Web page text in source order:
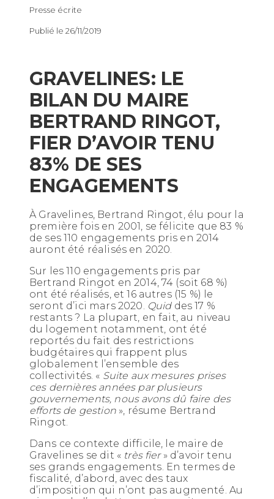
Presse écrite
Publié le 26/11/2019
GRAVELINES: LE
BILAN DU MAIRE
BERTRAND RINGOT,
FIER D’AVOIR TENU
83% DE SES
ENGAGEMENTS
À Gravelines, Bertrand Ringot, élu pour la
première fois en 2001, se félicite que 83 %
de ses 110 engagements pris en 2014
auront été réalisés en 2020.
Sur les 110 engagements pris par
Bertrand Ringot en 2014, 74 (soit 68 %)
ont été réalisés, et 16 autres (15 %) le
seront d’ici mars 2020. Quiddes 17 %
restants ? La plupart, en fait, au niveau
du logement notamment, ont été
reportés du fait des restrictions
budgétaires qui frappent plus
globalement l’ensemble des
collectivités. « Suite aux mesures prises
ces dernières années par plusieurs
gouvernements, nous avons dû faire des
efforts de gestion», résume Bertrand
Ringot.
Dans ce contexte difficile, le maire de
Gravelines se dit « très fier» d’avoir tenu
ses grands engagements. En termes de
fiscalité, d’abord, avec des taux
d’imposition qui n’ont pas augmenté. Au